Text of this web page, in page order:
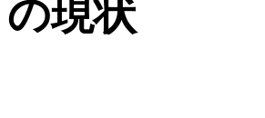
の現状